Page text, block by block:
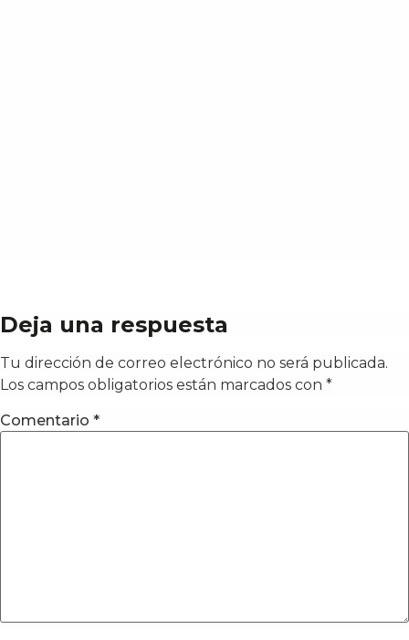
Deja una respuesta
Tu dirección de correo electrónico no será publicada.
Los campos obligatorios están marcados con *
Comentario *